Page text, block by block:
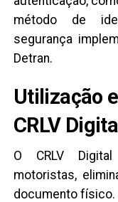
método de
segurança
Detran.
Utilização
CRLV Digital
O CRLV
motoristas,
documento físico.